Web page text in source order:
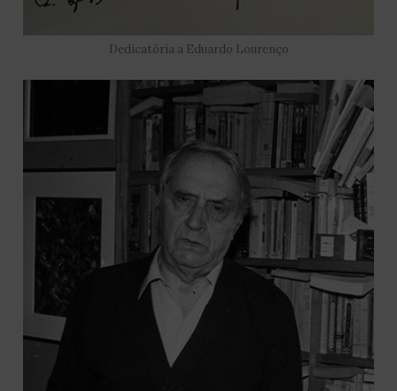
Dedicatória a Eduardo Lourenço